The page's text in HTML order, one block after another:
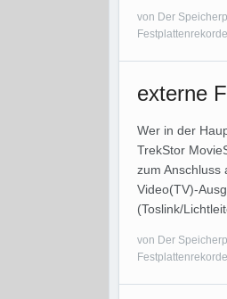
von Der
externe
Wer in der
TrekStor
zum Anschluss
Video(TV)-
(Toslink/
von Der